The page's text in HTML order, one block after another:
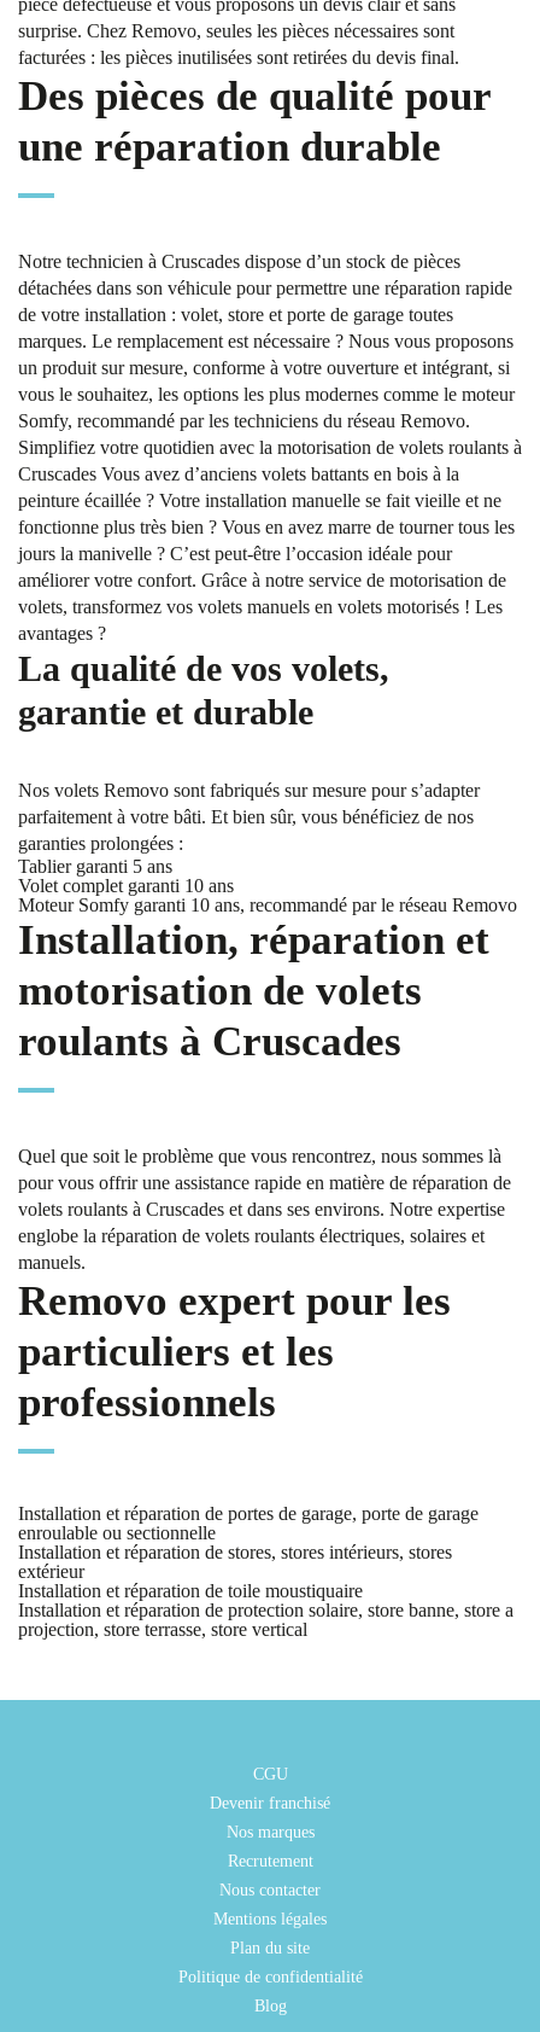
pièce défectueuse et vous proposons un devis clair et sans
surprise. Chez Removo, seules les pièces nécessaires sont
facturées : les pièces inutilisées sont retirées du devis final.
Des pièces de qualité pour
une réparation durable
Notre technicien à Cruscades dispose d’un stock de pièces
détachées dans son véhicule pour permettre une réparation rapide
de votre installation : volet, store et porte de garage toutes
marques. Le remplacement est nécessaire ? Nous vous proposons
un produit sur mesure, conforme à votre ouverture et intégrant, si
vous le souhaitez, les options les plus modernes comme le moteur
Somfy, recommandé par les techniciens du réseau Removo.
Simplifiez votre quotidien avec la motorisation de volets roulants à
Cruscades Vous avez d’anciens volets battants en bois à la
peinture écaillée ? Votre installation manuelle se fait vieille et ne
fonctionne plus très bien ? Vous en avez marre de tourner tous les
jours la manivelle ? C’est peut-être l’occasion idéale pour
améliorer votre confort. Grâce à notre service de motorisation de
volets, transformez vos volets manuels en volets motorisés ! Les
avantages ?
La qualité de vos volets,
garantie et durable
Nos volets Removo sont fabriqués sur mesure pour s’adapter
parfaitement à votre bâti. Et bien sûr, vous bénéficiez de nos
garanties prolongées :
Tablier garanti 5 ans
Volet complet garanti 10 ans
Moteur Somfy garanti 10 ans, recommandé par le réseau Removo
Installation, réparation et
motorisation de volets
roulants à Cruscades
Quel que soit le problème que vous rencontrez, nous sommes là
pour vous offrir une assistance rapide en matière de réparation de
volets roulants à Cruscades et dans ses environs. Notre expertise
englobe la réparation de volets roulants électriques, solaires et
manuels.
Removo expert pour les
particuliers et les
professionnels
Installation et réparation de portes de garage, porte de garage
enroulable ou sectionnelle
Installation et réparation de stores, stores intérieurs, stores
extérieur
Installation et réparation de toile moustiquaire
Installation et réparation de protection solaire, store banne, store a
projection, store terrasse, store vertical
CGU
Devenir franchisé
Nos marques
Recrutement
Nous contacter
Mentions légales
Plan du site
Politique de confidentialité
Blog